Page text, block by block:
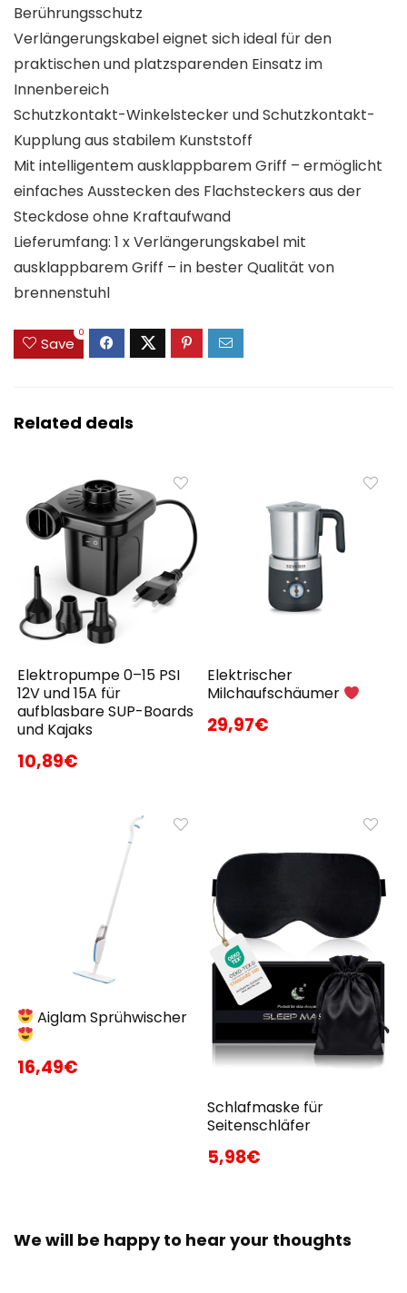
Berührungsschutz
Verlängerungskabel eignet sich ideal für den
praktischen und platzsparenden Einsatz im
Innenbereich
Schutzkontakt-Winkelstecker und Schutzkontakt-
Kupplung aus stabilem Kunststoff
Mit intelligentem ausklappbarem Griff – ermöglicht
einfaches Ausstecken des Flachsteckers aus der
Steckdose ohne Kraftaufwand
Lieferumfang: 1 x Verlängerungskabel mit
ausklappbarem Griff – in bester Qualität von
brennenstuhl
Save
0
Related deals
Elektropumpe 0–15 PSI
12V und 15A für
aufblasbare SUP-Boards
und Kajaks
10,89€
Elektrischer
Milchaufschäumer
29,97€
Aiglam Sprühwischer
16,49€
Schlafmaske für
Seitenschläfer
5,98€
We will be happy to hear your thoughts